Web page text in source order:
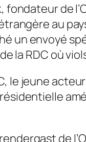
fondateur de
au
un envoyé
la RDC où
le jeune
de